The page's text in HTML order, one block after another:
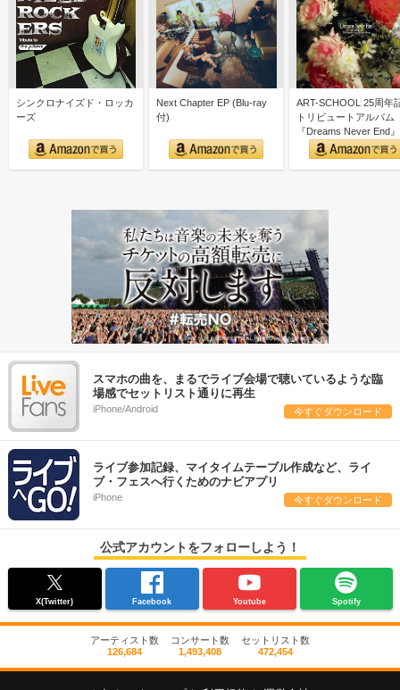
シンクロナイズド・ロッカ
ーズ
Next Chapter EP (Blu-ray
付)
ART-SCHOOL 25周年
トリビュートアルバム
『Dreams Never End』
スマホの曲を、まるでライブ会場で聴いているような臨
場感でセットリスト通りに再生
iPhone/Android 今すぐダウンロード
ライブ参加記録、マイタイムテーブル作成など、ライ
ブ・フェスへ行くためのナビアプリ
iPhone 今すぐダウンロード
公式アカウントをフォローしよう！
X(Twitter) Facebook Youtube Spotify
アーティスト数
126,684
コンサート数
1,493,408
セットリスト数
472,454